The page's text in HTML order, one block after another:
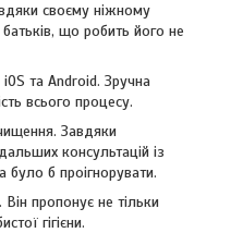
своєму ніжному
що робить його не
та Android. Зручна
всього процесу.
Завдяки
консультацій із
б проігнорувати.
пропонує не тільки
гігієни.